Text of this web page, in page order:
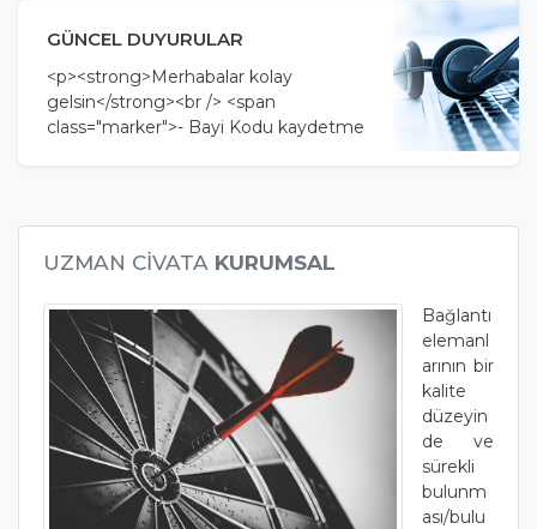
GÜNCEL DUYURULAR
<p><strong>Merhabalar kolay
gelsin</strong><br /> <span
class="marker">- Bayi Kodu kaydetme
kaydedilebilmesi için optimize edildi.
</span><br /> </p>
UZMAN CIVATA KURUMSAL
Bağlantı
elemanl
arının bir
kalite
düzeyin
de ve
sürekli
bulunm
ası/bulu